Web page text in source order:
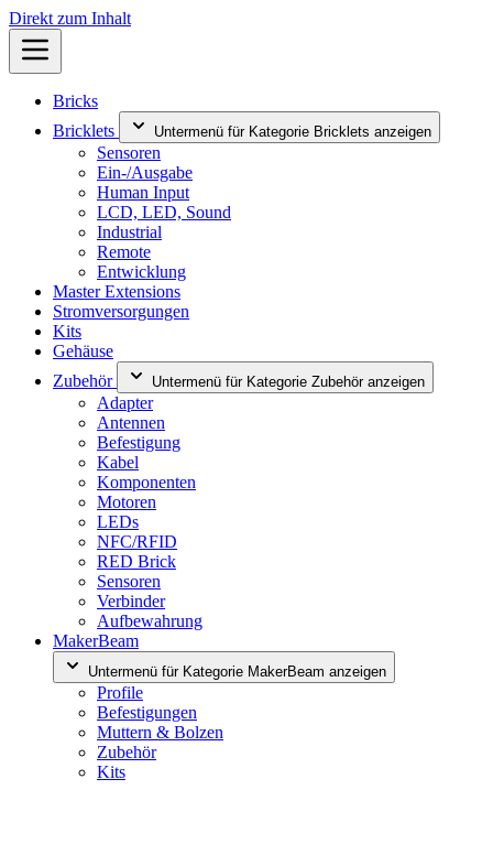
Direkt zum Inhalt
Bricks
Bricklets
Untermenü für Kategorie Bricklets anzeigen
Sensoren
Ein-/Ausgabe
Human Input
LCD, LED, Sound
Industrial
Remote
Entwicklung
Master Extensions
Stromversorgungen
Kits
Gehäuse
Zubehör
Untermenü für Kategorie Zubehör anzeigen
Adapter
Antennen
Befestigung
Kabel
Komponenten
Motoren
LEDs
NFC/RFID
RED Brick
Sensoren
Verbinder
Aufbewahrung
MakerBeam
Untermenü für Kategorie MakerBeam anzeigen
Profile
Befestigungen
Muttern & Bolzen
Zubehör
Kits